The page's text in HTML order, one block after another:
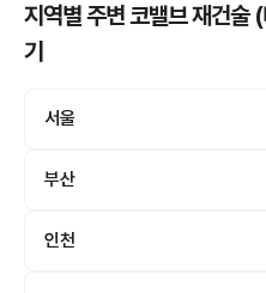
지역별 주변 코밸브 재건술
기
서울
부산
인천